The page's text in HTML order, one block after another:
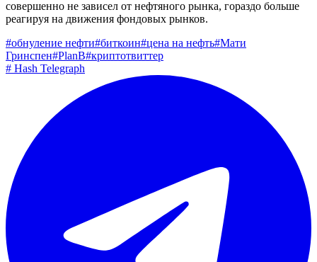
совершенно не зависел от нефтяного рынка, гораздо больше
реагируя на движения фондовых рынков.
#обнуление нефти#биткоин#цена на нефть#Мати
Гринспен#PlanB#криптотвиттер
# Hash Telegraph